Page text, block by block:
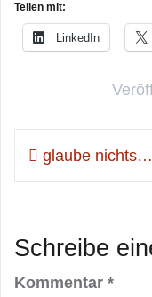
Teilen mit:
LinkedIn
glaube
Schreibe
Kommentar *